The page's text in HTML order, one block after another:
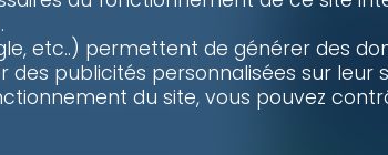
des données
etc..) permettent de générer des
publicités personnalisées sur
du site, vous pouvez